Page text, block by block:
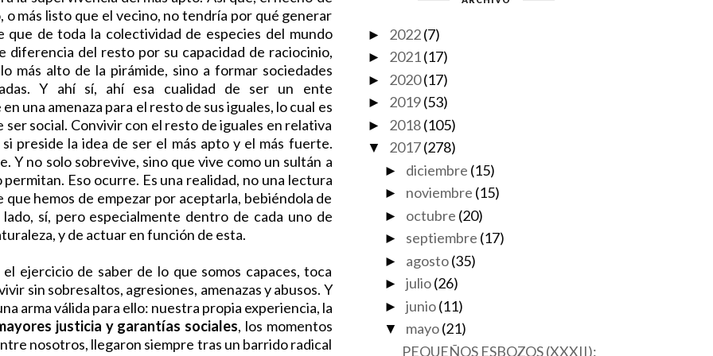
más listo que el vecino, no tendría por qué generar
de toda la colectividad de especies del mundo
diferencia del resto por su capacidad de raciocinio,
más alto de la pirámide, sino a formar sociedades
Y ahí sí, ahí esa cualidad de ser un ente
una amenaza para el resto de sus iguales, lo cual es
social. Convivir con el resto de iguales en relativa
preside la idea de ser el más apto y el más fuerte.
Y no solo sobrevive, sino que vive como un sultán a
Eso ocurre. Es una realidad, no una lectura
hemos de empezar por aceptarla, bebiéndola de
sí, pero especialmente dentro de cada uno de
y de actuar en función de esta.
de saber de lo que somos capaces, toca
sin sobresaltos, agresiones, amenazas y abusos. Y
arma válida para ello: nuestra propia experiencia, la
justicia y garantías sociales, los momentos
nosotros, llegaron siempre tras un barrido radical
► 2022 (7)
► 2021 (17)
► 2020 (17)
► 2019 (53)
► 2018 (105)
▼ 2017 (278)
► diciembre (15)
► noviembre (15)
► octubre (20)
► septiembre (17)
► agosto(35)
►julio(26)
►junio(11)
▼ mayo(21)
PEQUEÑOS ESBOZOS (XXXII):